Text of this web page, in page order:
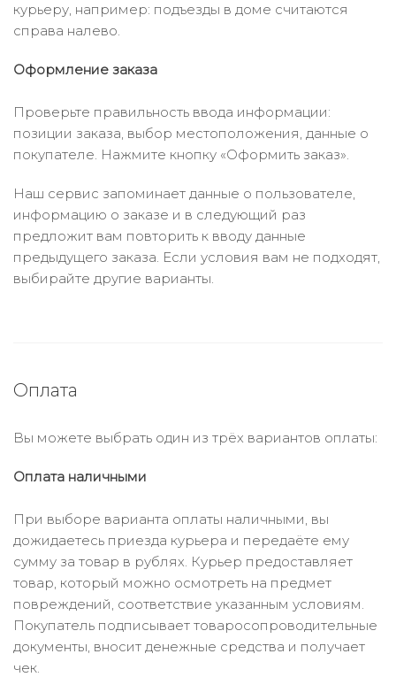
курьеру, например: подъезды в доме считаются
справа налево.
Оформление заказа
Проверьте правильность ввода информации:
позиции заказа, выбор местоположения, данные о
покупателе. Нажмите кнопку «Оформить заказ».
Наш сервис запоминает данные о пользователе,
информацию о заказе и в следующий раз
предложит вам повторить к вводу данные
предыдущего заказа. Если условия вам не подходят,
выбирайте другие варианты.
Оплата
Вы можете выбрать один из трёх вариантов оплаты:
Оплата наличными
При выборе варианта оплаты наличными, вы
дожидаетесь приезда курьера и передаёте ему
сумму за товар в рублях. Курьер предоставляет
товар, который можно осмотреть на предмет
повреждений, соответствие указанным условиям.
Покупатель подписывает товаросопроводительные
документы, вносит денежные средства и получает
чек.